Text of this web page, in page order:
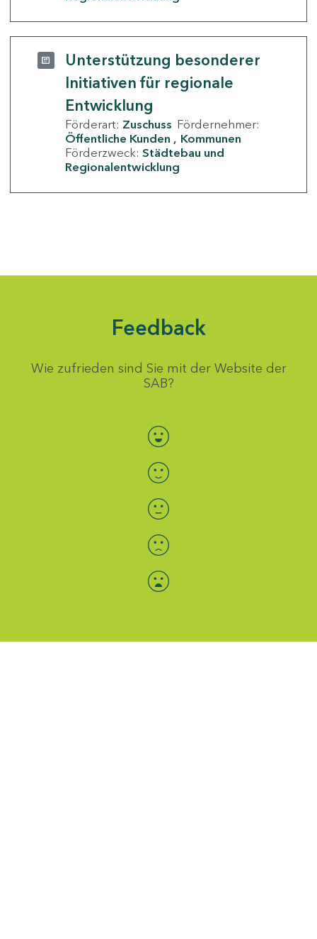
Unterstützung besonderer
Initiativen für regionale
Entwicklung
Förderart: Zuschuss Fördernehmer:
Öffentliche Kunden
Kommunen
Förderzweck: Städtebau und
Regionalentwicklung
Feedback
Wie zufrieden sind Sie mit der Website der
SAB?
Bewertung auswählen